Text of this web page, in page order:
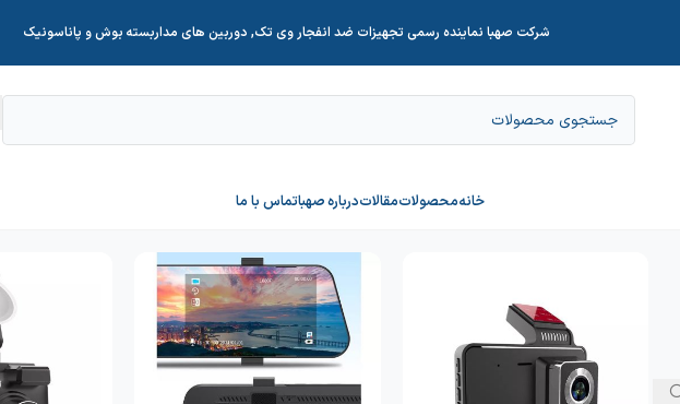
شرکت صهبا نماینده رسمی تجهیزات ضد انفجار وی تک, دوربین های مداربسته بوش و پاناسونیک
خانهمحصولاتمقالاتدرباره صهباتماس با ما